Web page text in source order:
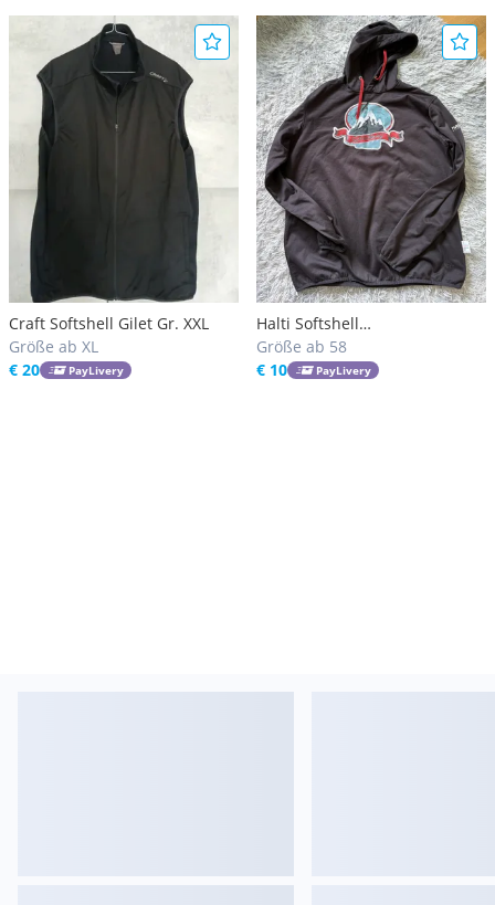
Craft Softshell Gilet Gr. XXL
Größe ab XL
€ 20
PayLivery
Halti Softshell
Kaputzenpullover Größe XXL
Größe ab 58
€ 10
PayLivery